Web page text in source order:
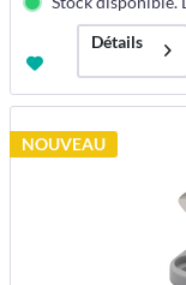
Détails
NOUVEAU